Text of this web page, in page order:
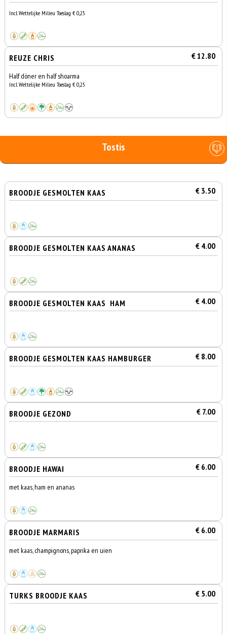
Incl. Wettelijke Milieu Toeslag € 0,25
REUZE CHRIS € 12.80
Half döner en half shoarma
Incl. Wettelijke Milieu Toeslag € 0,25
Tostis
BROODJE GESMOLTEN KAAS € 3.50
BROODJE GESMOLTEN KAAS ANANAS € 4.00
BROODJE GESMOLTEN KAAS HAM € 4.00
BROODJE GESMOLTEN KAAS HAMBURGER € 8.00
BROODJE GEZOND € 7.00
BROODJE HAWAI € 6.00
met kaas, ham en ananas
BROODJE MARMARIS € 6.00
met kaas, champignons, paprika en uien
TURKS BROODJE KAAS € 5.00